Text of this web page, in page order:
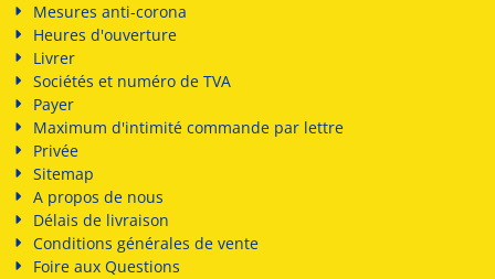
Mesures anti-corona
Heures d'ouverture
Livrer
Sociétés et numéro de TVA
Payer
Maximum d'intimité commande par lettre
Privée
Sitemap
A propos de nous
Délais de livraison
Conditions générales de vente
Foire aux Questions